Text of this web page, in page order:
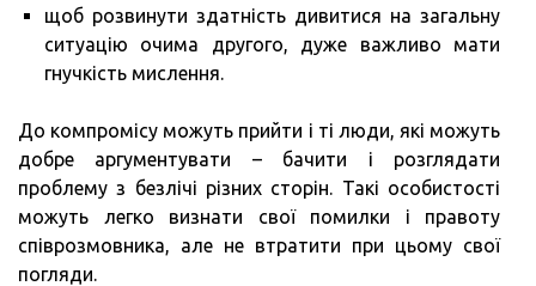
щоб розвинути здатність дивитися на загальну
ситуацію очима другого, дуже важливо мати
гнучкість мислення.
До компромісу можуть прийти і ті люди, які можуть
добре аргументувати – бачити і розглядати
проблему з безлічі різних сторін. Такі особистості
можуть легко визнати свої помилки і правоту
співрозмовника, але не втратити при цьому свої
погляди.